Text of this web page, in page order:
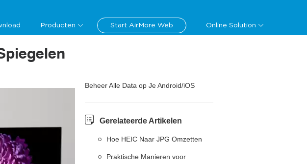
Producten Start AirMore Web Online Solution
Beheer Alle Data op Je Android/iOS
Gerelateerde Artikelen
Hoe HEIC Naar JPG Omzetten
Praktische Manieren voor